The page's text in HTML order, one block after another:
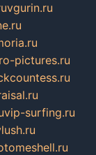
vgurin.ru
pictures.ru
vip-surfing.ru